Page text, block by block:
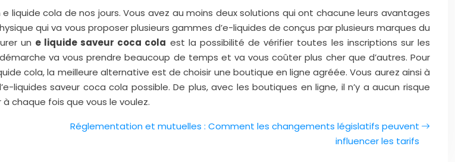
cola de nos jours. Vous avez au moins deux solutions qui ont chacune leurs avantages
qui va vous proposer plusieurs gammes d’e-liquides de conçus par plusieurs marques du
un e liquide saveur coca cola est la possibilité de vérifier toutes les inscriptions sur les
va vous prendre beaucoup de temps et va vous coûter plus cher que d’autres. Pour
cola, la meilleure alternative est de choisir une boutique en ligne agréée. Vous aurez ainsi à
saveur coca cola possible. De plus, avec les boutiques en ligne, il n’y a aucun risque
chaque fois que vous le voulez.
Réglementation et mutuelles : Comment les changements législatifs peuvent
influencer les tarifs